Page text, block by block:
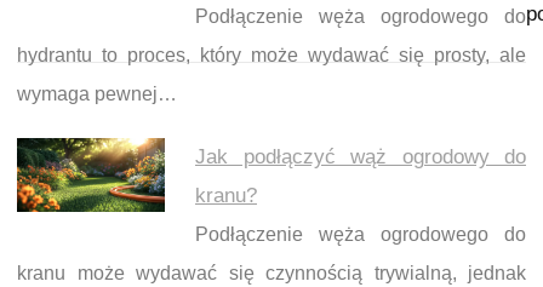
Podłączenie węża ogrodowego do
hydrantu to proces, który może wydawać się prosty, ale
wymaga pewnej…
Jak podłączyć wąż ogrodowy do
kranu?
Podłączenie węża ogrodowego do
kranu może wydawać się czynnością trywialną, jednak